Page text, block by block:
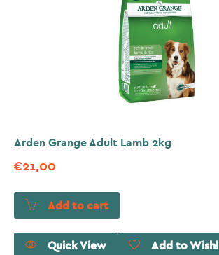
Arden Grange Adult Lamb 2kg
€21,00
Add to cart
Quick View Add to